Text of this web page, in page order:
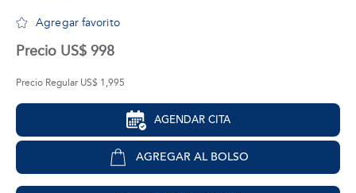
Agregar favorito
Precio US$ 998
Precio Regular US$ 1,995
AGENDAR CITA
AGREGAR AL BOLSO